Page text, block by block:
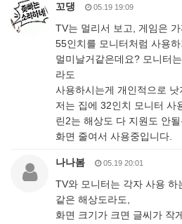
꼬댕 05.19 19:09
TV는 멀리서 보고, 게임은
55인치를 모니터처럼 사용
멀미날거같은데요? 모니터
라도
사용하시는게 개인적으로
저는 집에 32인치 모니터 사
린2는 해상도 다 지원도 안
화면 줄여서 사용중입니다.
나나봄 05.19 20:01
TV와 모니터는 각자 사용 하
같은 해상도라도,
화면 크기가 크면 글씨가 작